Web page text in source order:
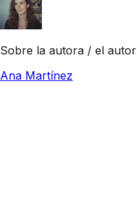
Sobre la autora / el autor
Ana Martínez